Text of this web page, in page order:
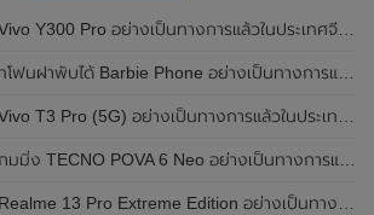
รแล้วในประเทศจีน มาพร้อมดีไซน์พรีเมี่ยม ทนทาน และแบตเตอรี่สุดอึดขนาดใหญ่ 6,500mAh พร้อมรองรับการชาร์จไว 80W
บได้ Barbie Phone อย่างเป็นทางการแล้ว มาพร้อมธีมสีชมพูสดใส
T3 Pro (5G) อย่างเป็นทางการแล้วในประเทศอินเดีย
POVA 6 Neo อย่างเป็นทางการแล้วในประเทศไทย ในราคา 8,499 บาท
13 Pro Extreme Edition อย่างเป็นทางการแล้วในประเทศจีน